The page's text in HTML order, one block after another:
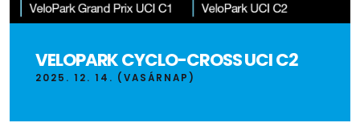
VELOPARK CYCLO-CROSS UCI C2
2025. 12. 14. (VASÁRNAP)